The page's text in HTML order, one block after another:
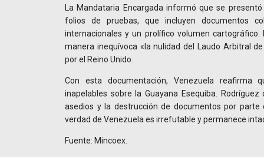
La Mandataria Encargada informó que se
folios de pruebas, que incluyen documentos
internacionales y un prolífico volumen
manera inequívoca «la nulidad del Laudo Arbitral
por el Reino Unido.
Con esta documentación, Venezuela reafirma
inapelables sobre la Guayana Esequiba.
asedios y la destrucción de documentos por parte
verdad de Venezuela es irrefutable y permanece
Fuente: Mincoex.